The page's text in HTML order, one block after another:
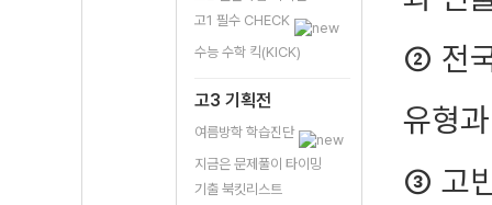
고1 필수 CHECK
수능 수학 킥(KICK)
고3 기획전
여름방학 학습진단
지금은 문제풀이 타이밍
기출 북킷리스트
② 전
유형
③ 고